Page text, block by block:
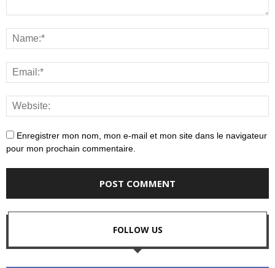
Enregistrer mon nom, mon e-mail et mon site dans le navigateur
pour mon prochain commentaire.
FOLLOW US